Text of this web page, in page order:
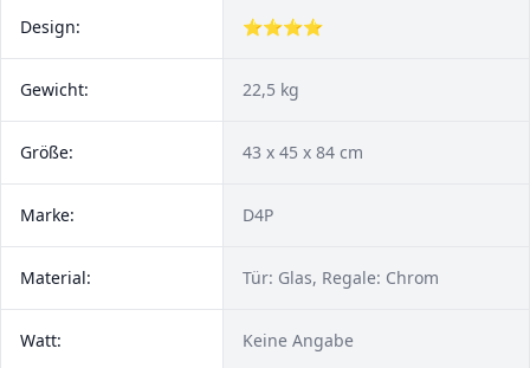
Design: ⭐⭐⭐⭐
Gewicht: 22,5 kg
Größe: 43 x 45 x 84 cm
Marke: D4P
Material: Tür: Glas, Regale: Chrom
Watt: Keine Angabe